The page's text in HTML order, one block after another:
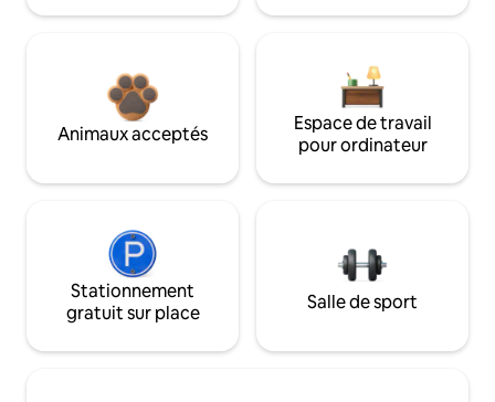
Animaux acceptés
Espace de travail
pour ordinateur
Stationnement
gratuit sur place
Salle de sport